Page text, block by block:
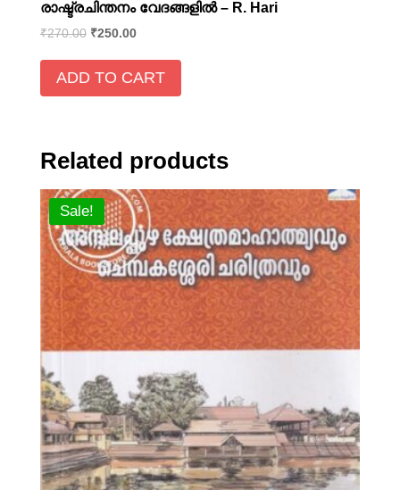
രാഷ്ട്രചിന്തനം വേദങ്ങളില്‍ – R. Hari
₹270.00 ₹250.00
ADD TO CART
Related products
Sale!